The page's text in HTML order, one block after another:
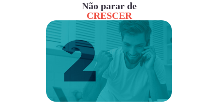
Não parar de
CRESCER